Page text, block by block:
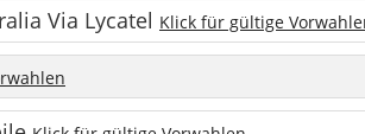
Via Lycatel Klick für gültige